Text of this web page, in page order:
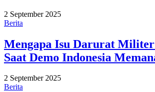
2 September 2025
Berita
Mengapa Isu Darurat
Saat Demo Indonesia
2 September 2025
Berita